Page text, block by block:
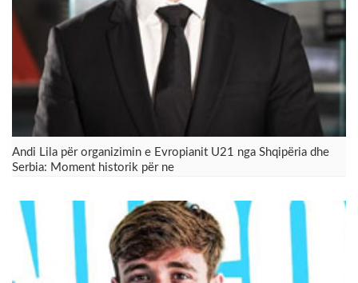
Andi Lila për organizimin e Evropianit U21 nga Shqipëria dhe
Serbia: Moment historik për ne